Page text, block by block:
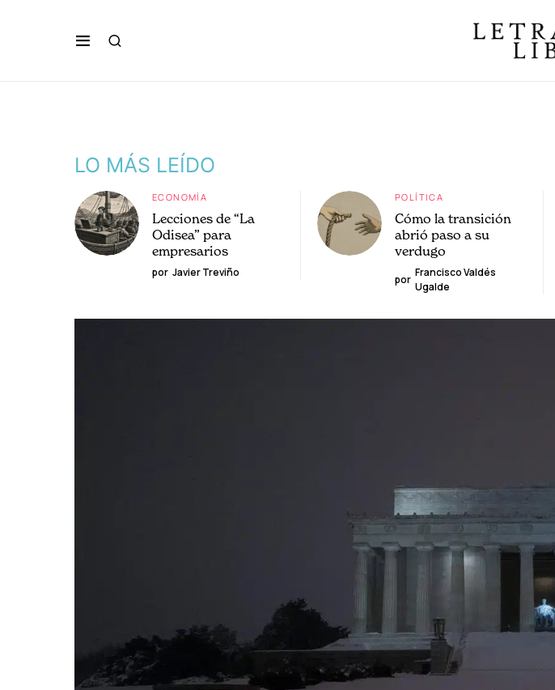
LO MÁS LEÍDO
ECONOMÍA
Lecciones de “La
Odisea” para
empresarios
por Javier Treviño
POLÍTICA
Cómo la transición
abrió paso a su
verdugo
por
Francisco Valdés
Ugalde